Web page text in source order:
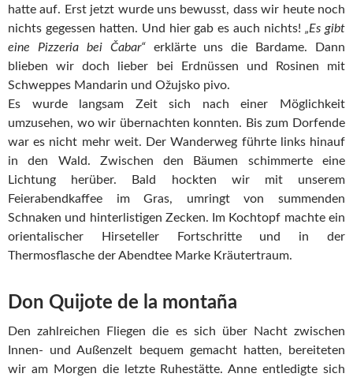
hatte auf. Erst jetzt wurde uns bewusst, dass wir heute noch
nichts gegessen hatten. Und hier gab es auch nichts!„Es gibt
eine Pizzeria bei Čabar“ erklärte uns die Bardame. Dann
blieben wir doch lieber bei Erdnüssen und Rosinen mit
Schweppes Mandarin und Ožujsko pivo.
Es wurde langsam Zeit sich nach einer Möglichkeit
umzusehen, wo wir übernachten konnten. Bis zum Dorfende
war es nicht mehr weit. Der Wanderweg führte links hinauf
in den Wald. Zwischen den Bäumen schimmerte eine
Lichtung herüber. Bald hockten wir mit unserem
Feierabendkaffee im Gras, umringt von summenden
Schnaken und hinterlistigen Zecken. Im Kochtopf machte ein
orientalischer Hirseteller Fortschritte und in der
Thermosflasche der Abendtee Marke Kräutertraum.
Don Quijote de la montaña
Den zahlreichen Fliegen die es sich über Nacht zwischen
Innen- und Außenzelt bequem gemacht hatten, bereiteten
wir am Morgen die letzte Ruhestätte. Anne entledigte sich